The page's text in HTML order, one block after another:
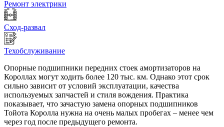
Ремонт электрики
Сход-развал
Техобслуживание
Опорные подшипники передних стоек амортизаторов на
Короллах могут ходить более 120 тыс. км. Однако этот срок
сильно зависит от условий эксплуатации, качества
используемых запчастей и стиля вождения. Практика
показывает, что зачастую замена опорных подшипников
Тойота Королла нужна на очень малых пробегах – менее чем
через год после предыдущего ремонта.